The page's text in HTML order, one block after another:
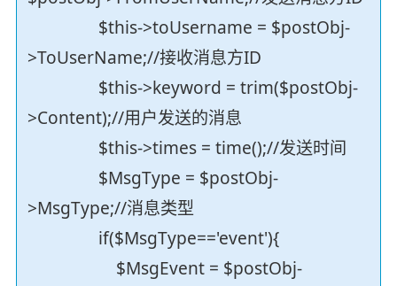
$this->toUsername = $postObj-
>ToUserName;//接收消息方ID
$this->keyword = trim($postObj-
>Content);//用户发送的消息
$this->times = time();//发送时间
$MsgType = $postObj-
>MsgType;//消息类型
if($MsgType=='event'){
$MsgEvent = $postObj-